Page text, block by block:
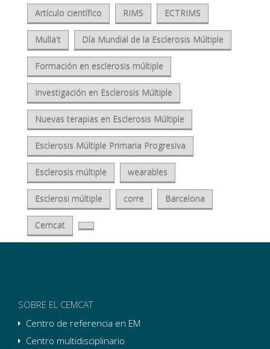
Artículo científico RIMS ECTRIMS
Mulla't Día Mundial de la Esclerosis Múltiple
Formación en esclerosis múltiple
Investigación en Esclerosis Múltiple
Nuevas terapias en Esclerosis Múltiple
Esclerosis Múltiple Primaria Progresiva
Esclerosis múltiple wearables
Esclerosi múltiple corre Barcelona
Cemcat
SOBRE EL CEMCAT
Centro de referencia en EM
Centro multidisciplinario